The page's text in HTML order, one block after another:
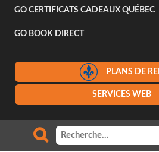
GO CERTIFICATS CADEAUX QUÉBEC
GO BOOK DIRECT
PLANS DE
SERVICES WEB